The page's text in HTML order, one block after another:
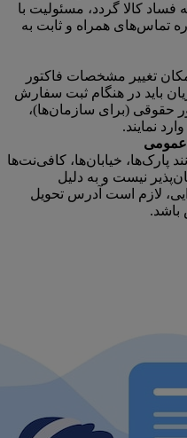
فساد کالا گردد، مسئولیت با
تماس‌های همراه و ثابت به
تغییر مشخصات فاکتور
باید در هنگام ثبت سفارش
حقوقی (برای سازمان‌ها)،
نمایند.
عمومی
خیابان‌ها، کافی‌نت‌ها
نیست و به دلیل
لازم است آدرس تحویل
باشد.